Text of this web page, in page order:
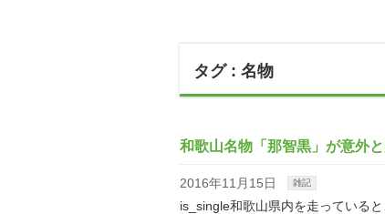
タグ : 名物
和歌山名物「那智黒」が意外
2016年11月15日 雑記
is_single和歌山県内を走っている